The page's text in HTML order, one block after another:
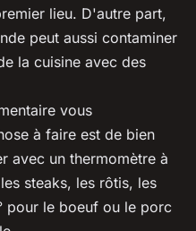
lieu. D'autre part,
peut aussi contaminer
la cuisine avec des
vous
à faire est de bien
avec un thermomètre à
steaks, les rôtis, les
pour le boeuf ou le porc